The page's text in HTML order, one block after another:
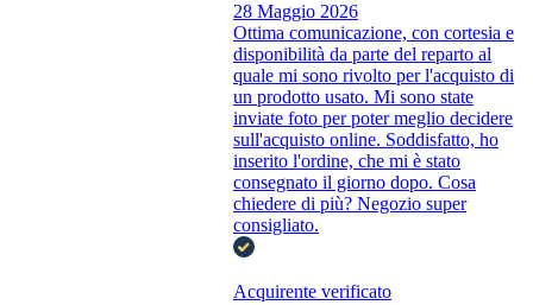
28 Maggio 2026
Ottima comunicazione, con cortesia e
disponibilità da parte del reparto al
quale mi sono rivolto per l'acquisto di
un prodotto usato. Mi sono state
inviate foto per poter meglio decidere
sull'acquisto online. Soddisfatto, ho
inserito l'ordine, che mi è stato
consegnato il giorno dopo. Cosa
chiedere di più? Negozio super
consigliato.
Acquirente verificato